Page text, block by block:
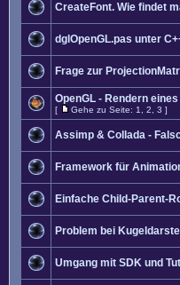
CreateFont. Wie findet
dglOpenGL.pas unter
Frage zur
OpenGL - Rendern
[ Gehe zu Seite: 1 2 3 ]
Assimp & Collada -
Framework für
Einfache Child-Parent-
Problem bei
Umgang mit SDK und